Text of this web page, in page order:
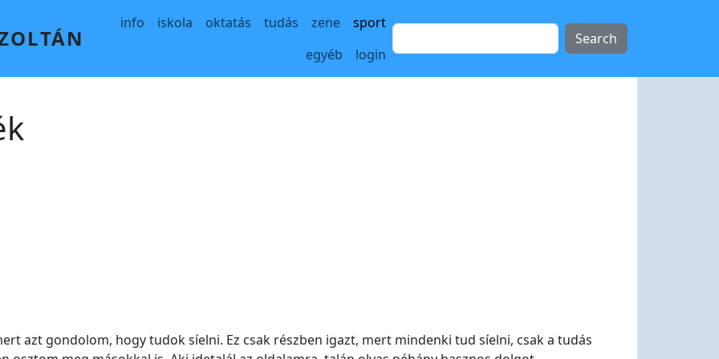
Main navigation
info iskola oktatás tudás zene
sport
egyéb
login
azt gondolom, hogy tudok síelni. Ez csak részben igazt, mert mindenki tud síelni, csak a tudás